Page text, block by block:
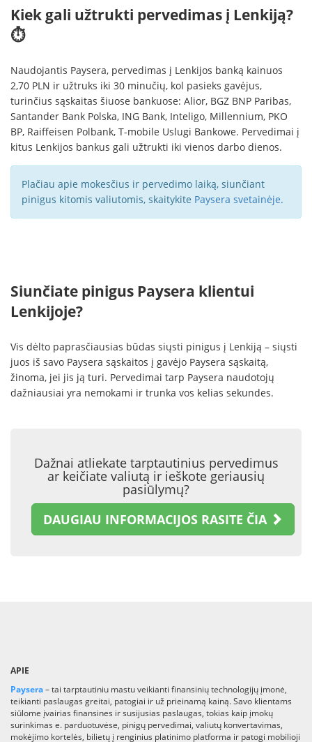
Kiek gali užtrukti pervedimas į Lenkiją?
⏱
Naudojantis Paysera, pervedimas į Lenkijos banką kainuos
2,70 PLN ir užtruks iki 30 minučių, kol pasieks gavėjus,
turinčius sąskaitas šiuose bankuose: Alior, BGZ BNP Paribas,
Santander Bank Polska, ING Bank, Inteligo, Millennium, PKO
BP, Raiffeisen Polbank, T-mobile Uslugi Bankowe. Pervedimai į
kitus Lenkijos bankus gali užtrukti iki vienos darbo dienos.
Plačiau apie mokesčius ir pervedimo laiką, siunčiant
pinigus kitomis valiutomis, skaitykite Paysera svetainėje.
Siunčiate pinigus Paysera klientui
Lenkijoje?
Vis dėlto paprasčiausias būdas siųsti pinigus į Lenkiją – siųsti
juos iš savo Paysera sąskaitos į gavėjo Paysera sąskaitą,
žinoma, jei jis ją turi. Pervedimai tarp Paysera naudotojų
dažniausiai yra nemokami ir trunka vos kelias sekundes.
Dažnai atliekate tarptautinius pervedimus
ar keičiate valiutą ir ieškote geriausių
pasiūlymų?
DAUGIAU INFORMACIJOS RASITE ČIA
APIE
Paysera– tai tarptautiniu mastu veikianti finansinių technologijų įmonė,
teikianti paslaugas greitai, patogiai ir už prieinamą kainą. Savo klientams
siūlome įvairias finansines ir susijusias paslaugas, tokias kaip įmokų
surinkimas e. parduotuvėse, pinigų pervedimai, valiutų konvertavimas,
mokėjimo kortelės, bilietų į renginius platinimo platforma ir patogi mobilioji